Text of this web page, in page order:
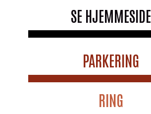
SE HJEMMESIDE
PARKERING
RING